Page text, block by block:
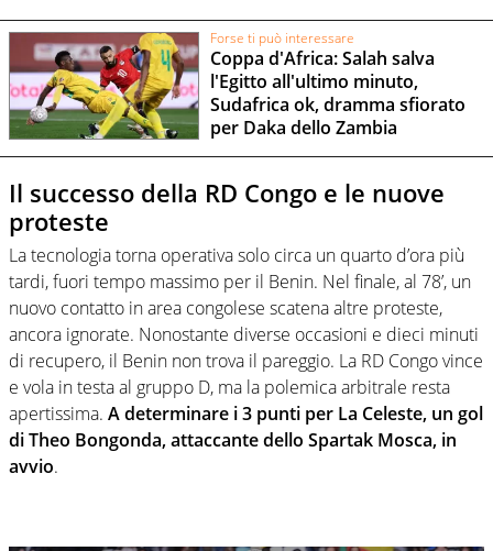
Forse ti può interessare
Coppa d'Africa: Salah salva
l'Egitto all'ultimo minuto,
Sudafrica ok, dramma sfiorato
per Daka dello Zambia
Il successo della RD Congo e le nuove
proteste
La tecnologia torna operativa solo circa un quarto d’ora più
tardi, fuori tempo massimo per il Benin. Nel finale, al 78’, un
nuovo contatto in area congolese scatena altre proteste,
ancora ignorate. Nonostante diverse occasioni e dieci minuti
di recupero, il Benin non trova il pareggio. La RD Congo vince
e vola in testa al gruppo D, ma la polemica arbitrale resta
apertissima. A determinare i 3 punti per La Celeste, un gol
di Theo Bongonda, attaccante dello Spartak Mosca, in
avvio.